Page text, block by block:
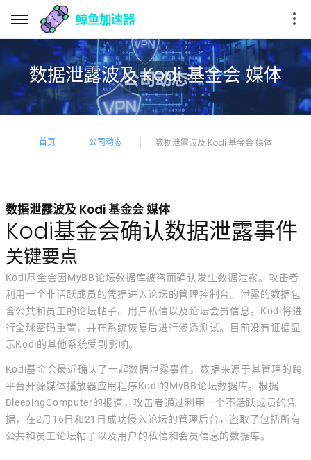
数据泄露波及 Kodi 基金会 媒体
首页 公司动态 数据泄露波及 Kodi 基金会 媒体
数据泄露波及 Kodi 基金会 媒体
Kodi基金会确认数据泄露事件
关键要点
Kodi基金会因MyBB论坛数据库被盗而确认发生数据泄露。攻击者
利用一个非活跃成员的凭据进入论坛的管理控制台。泄露的数据包
含公共和员工的论坛帖子、用户私信以及论坛会员信息。Kodi将进
行全球密码重置，并在系统恢复后进行渗透测试。目前没有证据显
示Kodi的其他系统受到影响。
Kodi基金会最近确认了一起数据泄露事件，数据来源于其管理的跨
平台开源媒体播放器应用程序Kodi的MyBB论坛数据库。根据
BleepingComputer的报道，攻击者通过利用一个不活跃成员的凭
据，在2月16日和21日成功侵入论坛的管理后台，盗取了包括所有
公共和员工论坛帖子以及用户的私信和会员信息的数据库。